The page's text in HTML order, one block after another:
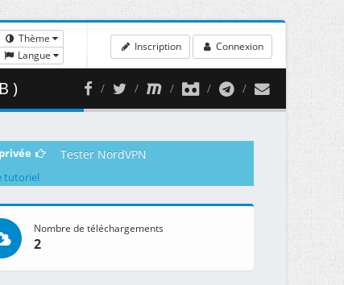
Thème
Langue
Inscription Connexion
)
Tester NordVPN
tutoriel
Nombre de téléchargements
2